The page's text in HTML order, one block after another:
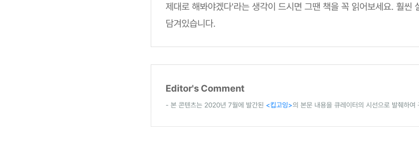
제대로 해봐야겠다'라는 생각이 드시면 그땐 책을 꼭 읽어보세요. 훨씬
담겨있습니다.
Editor's Comment
- 본 콘텐츠는 2020년 7월에 발간된 <킵고잉>의 본문 내용을 큐레이터의 시선으로 발췌하여